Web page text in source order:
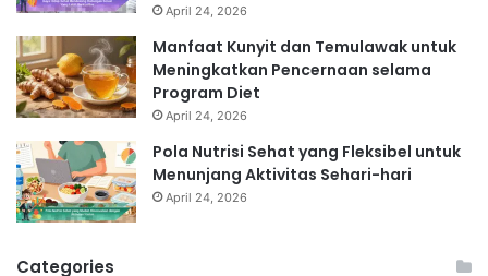
April 24, 2026
Manfaat Kunyit dan Temulawak untuk
Meningkatkan Pencernaan selama
Program Diet
April 24, 2026
Pola Nutrisi Sehat yang Fleksibel untuk
Menunjang Aktivitas Sehari-hari
April 24, 2026
Categories